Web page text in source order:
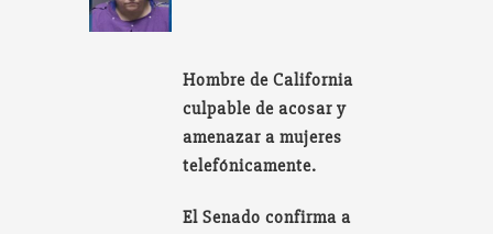
Hombre de California
culpable de acosar y
amenazar a mujeres
telefónicamente.
El Senado confirma a